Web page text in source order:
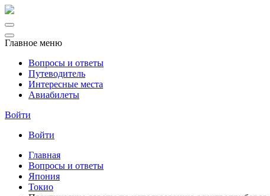
Главное меню
Вопросы и ответы
Путеводитель
Интересные места
Авиабилеты
Войти
Войти
Главная
Вопросы и ответы
Япония
Токио